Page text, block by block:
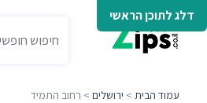
דלג לתוכן הראשי
עמוד הבית > ירושלים > רחוב התמיד